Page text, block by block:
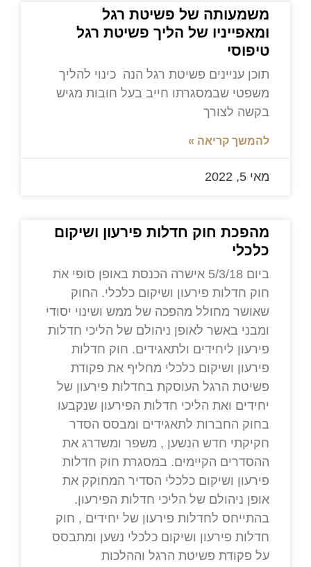
משמעותה של פשיטת רגל
ומאפייניו של הליך פשיטת רגל
טיפוסי
תוכן עניינים פשיטת רגל הנה כינוי להליך
משפטי שבמסגרתו חייב בעל חובות מגיש
בקשה לצורך
להמשך קריאה »
מאי 5, 2022
מהפכת חוק חדלות פירעון ושיקום
כלכלי
ביום 5/3/18 אישרה הכנסת באופן סופי את
חוק חדלות פירעון ושיקום כלכלי. החוק
שאושר מחולל מהפכה של ממש ושינוי יסודי
ומבני באשר לאופן ניהולם של הליכי חדלות
פירעון ליחידים ולתאגידים. חוק חדלות
פירעון ושיקום כלכלי מחליף את פקודת
פשיטת הרגל העוסקת בחדלות פירעון של
יחידים ואת הליכי חדלות הפירעון שנקבעו
בחוק החברות לתאגידים ומבסס הסדר
חקיקתי חדש הנשען , משפר ומשדרג את
ההסדרים הקיימים. במסגרת חוק חדלות
פירעון ושיקום כלכלי הסדיר המחוקק את
אופן ניהולם של הליכי חדלות הפירעון.
בהתייחס לחדלות פירעון של יחידים , חוק
חדלות פירעון ושיקום כלכלי נשען ומתבסס
על פקודת פשיטת הרגל וההלכות